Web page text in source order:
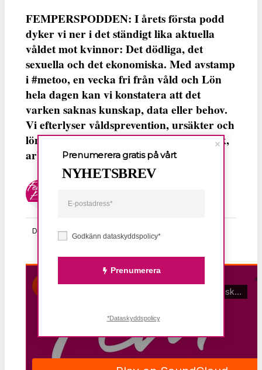
FEMPERSPODDEN: I årets första podd
dyker vi ner i det ständigt lika aktuella
våldet mot kvinnor: Det dödliga, det
sexuella och det ekonomiska. Med avstamp
i #metoo, en vecka fri från våld och Lön
hela dagen kan vi konstatera att det
varken saknas kunskap, data eller behov.
Vi efterlyser våldsprevention, ursäkter och
löneutjämnande åtgärder från såväl fack,
arbetsgivare och beslutsfattare.
Fempers evenemang
Dela
Godkänn dataskyddspolicy*
Prenumerera
Prenumerera gratis på vårt
NYHETSBREV
*Dataskyddspolicy